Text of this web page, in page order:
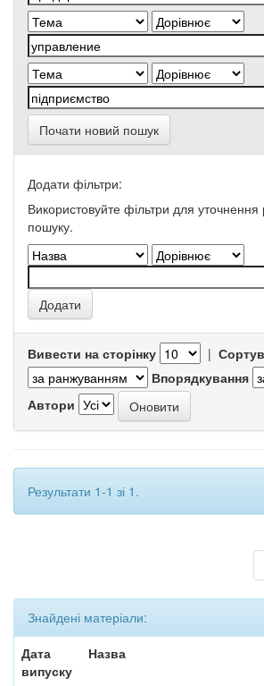
Почати новий пошук
Додати фільтри:
Використовуйте фільтри для уточнення
пошуку.
Вивести на сторінку |
Впорядкування
Автори
Результати 1-1 зі 1.
Знайдені матеріали:
Дата
випуску
Назва